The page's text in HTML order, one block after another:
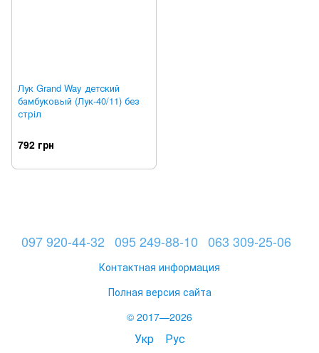
Лук Grand Way детский
бамбуковый (Лук-40/11) без
стріл
792 грн
097 920-44-32 095 249-88-10 063 309-25-06
Контактная информация
Полная версия сайта
© 2017—2026
Укр Рус